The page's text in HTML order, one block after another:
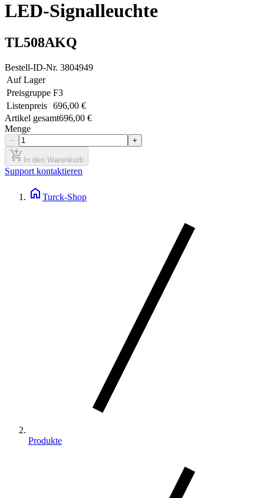
LED-Signalleuchte
TL508AKQ
Bestell-ID-Nr. 3804949
Auf Lager
Preisgruppe F3
Listenpreis 696,00 €
Artikel gesamt696,00 €
Menge
− +
add_shopping_cart In den Warenkorb
Support kontaktieren
home Turck-Shop
Produkte